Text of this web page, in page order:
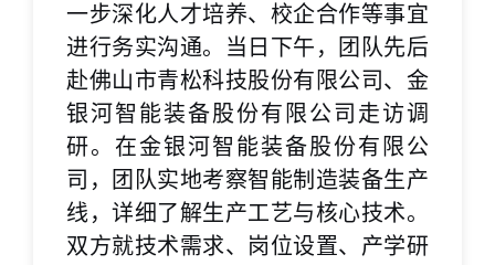
一步深化人才培养、校企合作等事宜
进行务实沟通。当日下午，团队先后
赴佛山市青松科技股份有限公司、金
银河智能装备股份有限公司走访调
研。在金银河智能装备股份有限公
司，团队实地考察智能制造装备生产
线，详细了解生产工艺与核心技术。
双方就技术需求、岗位设置、产学研